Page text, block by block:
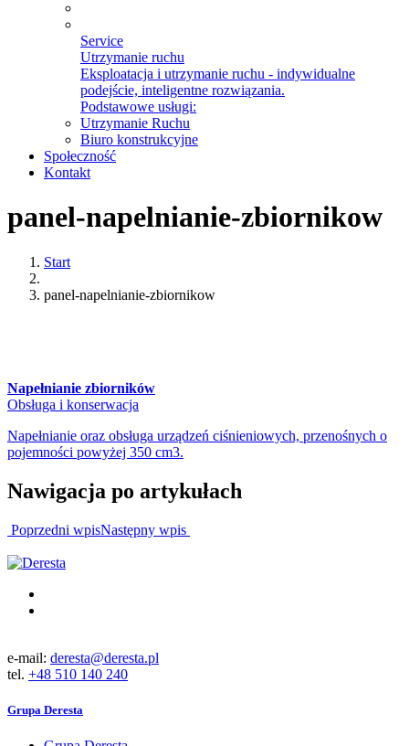
Service
Utrzymanie ruchu
Eksploatacja i utrzymanie ruchu - indywidualne
podejście, inteligentne rozwiązania.
Podstawowe usługi:
Utrzymanie Ruchu
Biuro konstrukcyjne
Społeczność
Kontakt
panel-napelnianie-zbiornikow
Start
panel-napelnianie-zbiornikow
Napełnianie zbiorników
Obsługa i konserwacja
Napełnianie oraz obsługa urządzeń ciśnieniowych, przenośnych o
pojemności powyżej 350 cm3.
Nawigacja po artykułach
Poprzedni wpisNastępny wpis
e-mail: deresta@deresta.pl
tel. +48 510 140 240
Grupa Deresta